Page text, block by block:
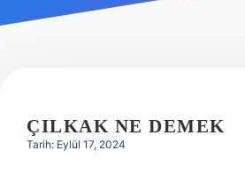
Hakkımızda
ÇILKAK NE DEMEK
Tarih: Eylül 17, 2024